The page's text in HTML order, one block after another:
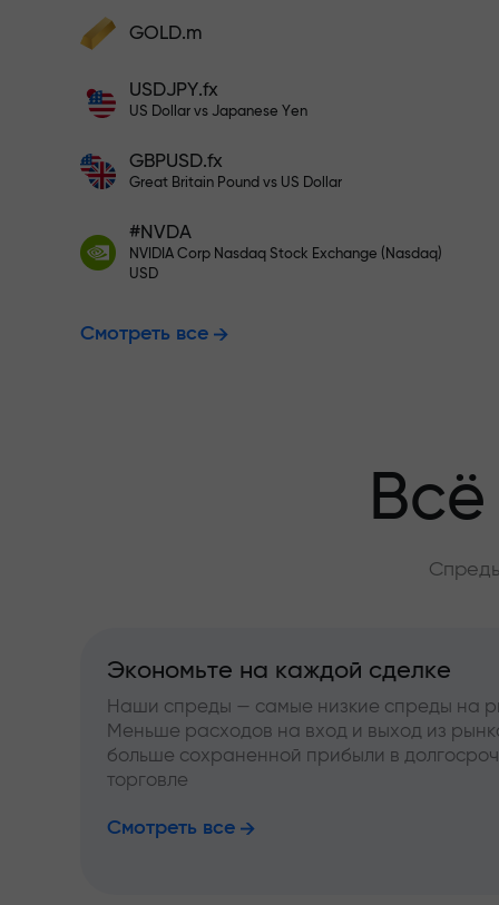
Пополните счёт — и получите бонус в
X1000 — это не опечатка. Чем больше
депозит, тем выше множитель.
Пополните на $333 —
Торгуйте
Бонус до
GOLD.m
USDJPY.fx
US Dollar vs Japanese Yen
GBPUSD.fx
Great Britain Pound vs US Dollar
#NVDA
NVIDIA Corp Nasdaq Stock Exchange (Nasdaq)
USD
Смотреть все
Экономьте на каждой сделке
Наши спреды — самые низкие спреды на
Меньше расходов на вход и выход из
больше сохраненной прибыли в
торговле
Смотреть все